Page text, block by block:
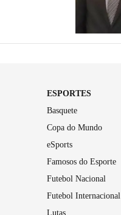
ESPORTES
Basquete
Copa do Mundo
eSports
Famosos do Esporte
Futebol Nacional
Futebol Internacional
Lutas